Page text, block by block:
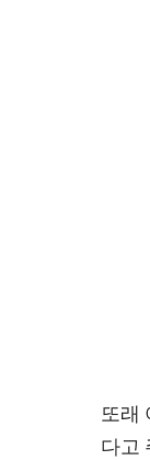
또래
다고